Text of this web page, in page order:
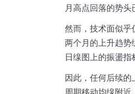
月高点回落的势头
然而，技术面似乎
两个月的上升趋势
日缐图上的振盪指
因此，任何后续